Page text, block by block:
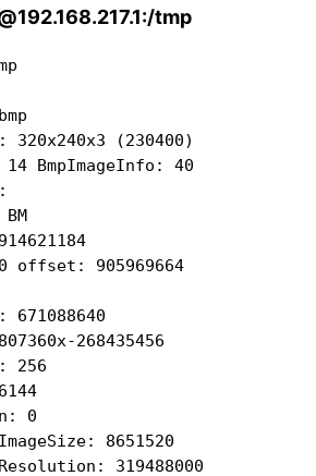
tmp
(230400)
BmpImageInfo: 40
905969664
268435456
256
0
8651520
319488000